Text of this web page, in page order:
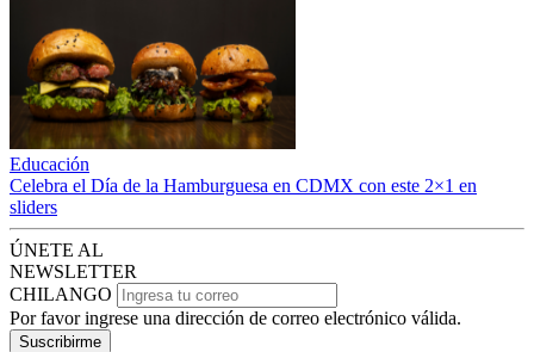
Educación
Celebra el Día de la Hamburguesa en CDMX con este 2×1 en
sliders
ÚNETE AL
NEWSLETTER
CHILANGO
Por favor ingrese una dirección de correo electrónico válida.
Suscribirme